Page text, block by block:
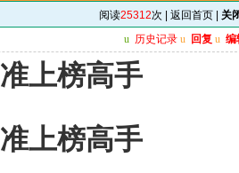
阅读25312次 | 返回首页
关
u 历史记录 u 回复 u 编
准上榜高手
准上榜高手